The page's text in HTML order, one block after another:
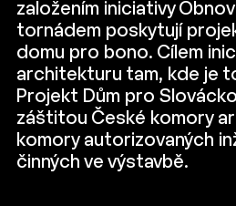
založením iniciativy
tornádem poskytují
domu pro bono. Cílem
architekturu tam, kde je
Projekt Dům pro
záštitou České komory
komory autorizovaných
činných ve výstavbě.